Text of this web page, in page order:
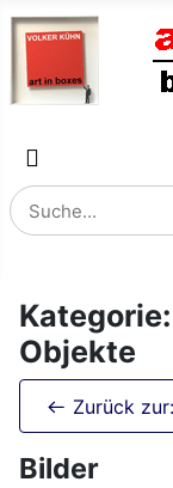
Objekte
Zurück
Bilder